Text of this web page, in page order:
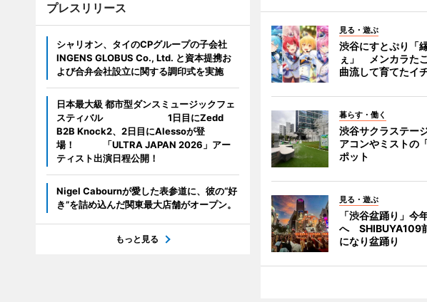
見る・遊ぶ
渋谷にすとぷり「
ぇ」 メンカラた
曲流して育てたイ
暮らす・働く
渋谷サクラステー
アコンやミストの
ポット
見る・遊ぶ
「渋谷盆踊り」今
へ SHIBUYA109
になり盆踊り
プレスリリース
シャリオン、タイのCPグループの子会社
INGENS GLOBUS Co., Ltd. と資本提携お
よび合弁会社設立に関する調印式を実施
日本最大級 都市型ダンスミュージックフェ
スティバル 1日目にZedd
B2B Knock2、2日目にAlessoが登
場！ 「ULTRA JAPAN 2026」アー
ティスト出演日程公開！
Nigel Cabournが愛した表参道に、彼の“好
き”を詰め込んだ関東最大店舗がオープン。
もっと見る